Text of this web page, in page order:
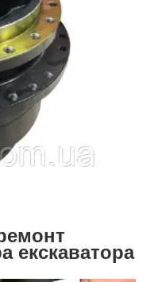
екскаватора